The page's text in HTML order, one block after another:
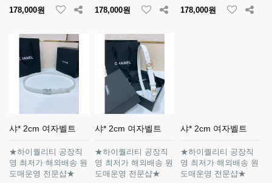
178,000원
178,000원
178,000원
샤* 2cm 여자벨트
★하이퀄리티 공장직
영 최저가 해외배송 원
도매운영 전문샵★
샤* 2cm 여자벨트
★하이퀄리티 공장직
영 최저가 해외배송 원
도매운영 전문샵★
샤* 2cm 여자벨트
★하이퀄리티 공장직
영 최저가 해외배송 원
도매운영 전문샵★